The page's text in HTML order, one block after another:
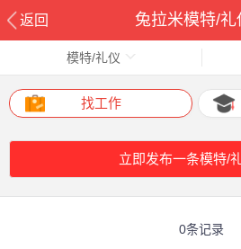
返回 兔拉米模特/礼
模特/礼仪
找工作
立即发布一条模特/
0条记录